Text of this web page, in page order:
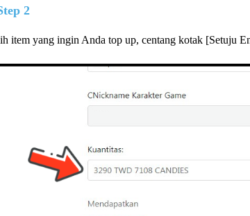
2
item yang ingin Anda top up, centang kotak [Setuju